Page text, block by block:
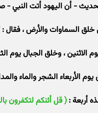
- أن اليهود أتت النبي -
السماوات والأرض ، فقال
الاثنين ، وخلق الجبال يوم
الأربعاء الشجر والماء
أربعة :( قل أئنكم لتكفرون